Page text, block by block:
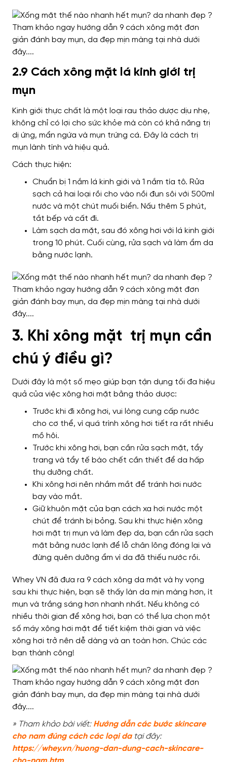
2.9 Cách xông mặt lá kinh giới trị
mụn
Kinh giới thực chất là một loại rau thảo dược dịu nhẹ,
không chỉ có lợi cho sức khỏe mà còn có khả năng trị
dị ứng, mẩn ngứa và mụn trứng cá. Đây là cách trị
mụn lành tính và hiệu quả.
Cách thực hiện:
Chuẩn bị 1 nắm lá kinh giới và 1 nắm tía tô. Rửa
sạch cả hai loại rồi cho vào nồi đun sôi với 500ml
nước và một chút muối biển. Nấu thêm 5 phút,
tắt bếp và cất đi.
Làm sạch da mặt, sau đó xông hơi với lá kinh giới
trong 10 phút. Cuối cùng, rửa sạch và làm ẩm da
bằng nước lạnh.
3. Khi xông mặt trị mụn cần
chú ý điều gì?
Dưới đây là một số mẹo giúp bạn tận dụng tối đa hiệu
quả của việc xông hơi mặt bằng thảo dược:
Trước khi đi xông hơi, vui lòng cung cấp nước
cho cơ thể, vì quá trình xông hơi tiết ra rất nhiều
mồ hôi.
Trước khi xông hơi, bạn cần rửa sạch mặt, tẩy
trang và tẩy tế bào chết cần thiết để da hấp
thụ dưỡng chất.
Khi xông hơi nên nhắm mắt để tránh hơi nước
bay vào mắt.
Giữ khuôn mặt của bạn cách xa hơi nước một
chút để tránh bị bỏng. Sau khi thực hiện xông
hơi mặt trị mụn và làm đẹp da, bạn cần rửa sạch
mặt bằng nước lạnh để lỗ chân lông đóng lại và
đừng quên dưỡng ẩm vì da đã thiếu nước rồi.
Whey VN đã đưa ra 9 cách xông da mặt và hy vọng
sau khi thực hiện, bạn sẽ thấy làn da mịn màng hơn, ít
mụn và trắng sáng hơn nhanh nhất. Nếu không có
nhiều thời gian để xông hơi, bạn có thể lựa chọn một
số máy xông hơi mặt để tiết kiệm thời gian và việc
xông hơi trở nên dễ dàng và an toàn hơn. Chúc các
bạn thành công!
» Tham khảo bài viết: Hướng dẫn các bước skincare
cho nam đúng cách các loại da tại đây:
https://whey.vn/huong-dan-dung-cach-skincare-